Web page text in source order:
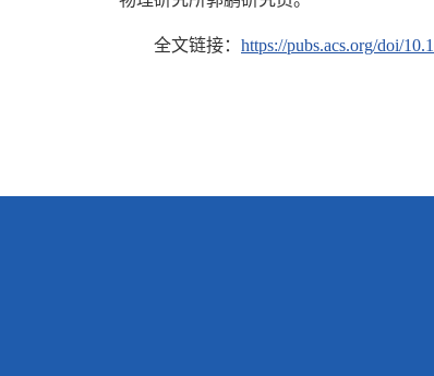
全文链接： https://pubs.acs.org/doi/